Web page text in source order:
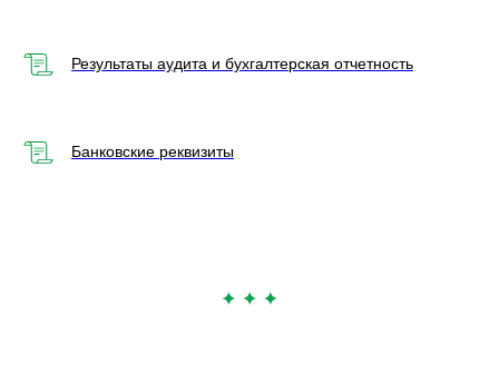
Результаты аудита и бухгалтерская отчетность
Банковские реквизиты